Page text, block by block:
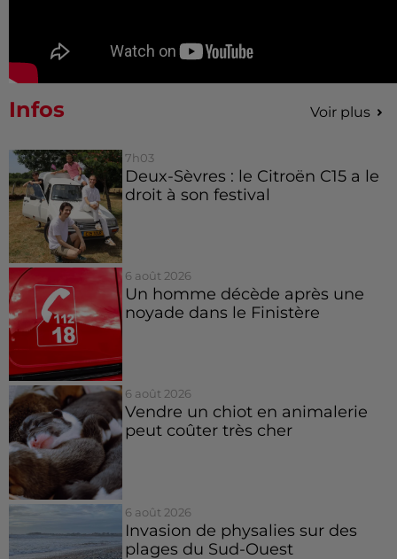
Infos Voir plus
7h03
Deux-Sèvres : le Citroën C15 a le
droit à son festival
6 août 2026
Un homme décède après une
noyade dans le Finistère
6 août 2026
Vendre un chiot en animalerie
peut coûter très cher
6 août 2026
Invasion de physalies sur des
plages du Sud-Ouest